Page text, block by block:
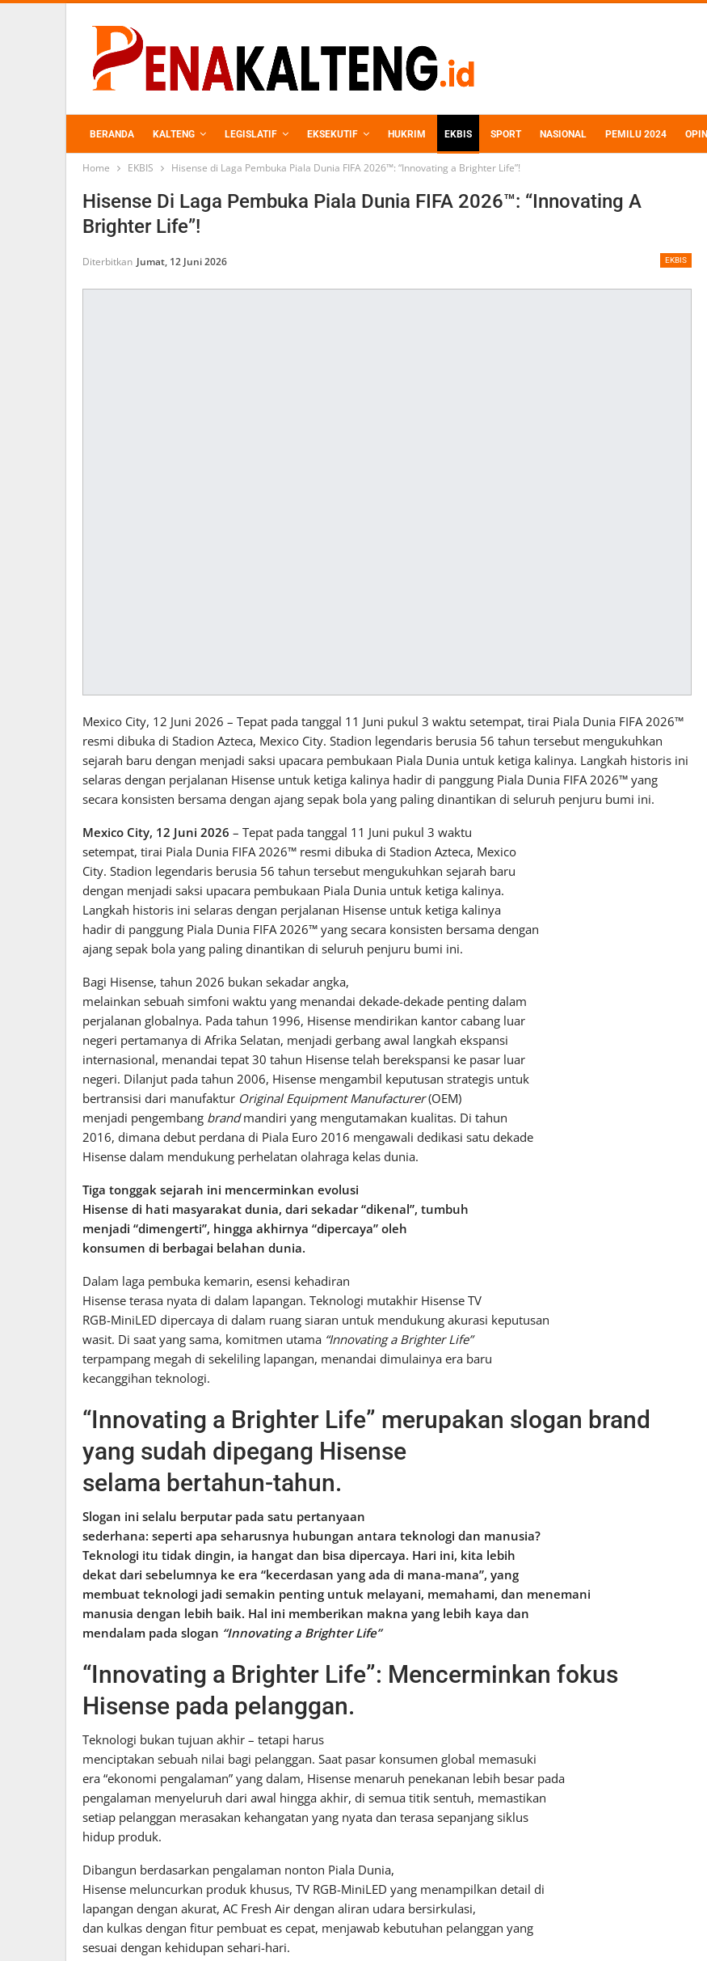
BERANDA KALTENG LEGISLATIF EKSEKUTIF HUKRIM EKBIS SPORT NASIONAL PEMILU 2024 OPINI
PERKEBUNAN
Home EKBIS Hisense di Laga Pembuka Piala Dunia FIFA 2026™: “Innovating a Brighter Life”!
Hisense Di Laga Pembuka Piala Dunia FIFA 2026™: “Innovating A
Brighter Life”!
EKBIS
Diterbitkan Jumat, 12 Juni 2026
Mexico City, 12 Juni 2026 – Tepat pada tanggal 11 Juni pukul 3 waktu setempat, tirai Piala Dunia FIFA 2026™
resmi dibuka di Stadion Azteca, Mexico City. Stadion legendaris berusia 56 tahun tersebut mengukuhkan
sejarah baru dengan menjadi saksi upacara pembukaan Piala Dunia untuk ketiga kalinya. Langkah historis ini
selaras dengan perjalanan Hisense untuk ketiga kalinya hadir di panggung Piala Dunia FIFA 2026™ yang
secara konsisten bersama dengan ajang sepak bola yang paling dinantikan di seluruh penjuru bumi ini.
Mexico City, 12 Juni 2026 – Tepat pada tanggal 11 Juni pukul 3 waktu
setempat, tirai Piala Dunia FIFA 2026™ resmi dibuka di Stadion Azteca, Mexico
City. Stadion legendaris berusia 56 tahun tersebut mengukuhkan sejarah baru
dengan menjadi saksi upacara pembukaan Piala Dunia untuk ketiga kalinya.
Langkah historis ini selaras dengan perjalanan Hisense untuk ketiga kalinya
hadir di panggung Piala Dunia FIFA 2026™ yang secara konsisten bersama dengan
ajang sepak bola yang paling dinantikan di seluruh penjuru bumi ini.
Bagi Hisense, tahun 2026 bukan sekadar angka,
melainkan sebuah simfoni waktu yang menandai dekade-dekade penting dalam
perjalanan globalnya. Pada tahun 1996, Hisense mendirikan kantor cabang luar
negeri pertamanya di Afrika Selatan, menjadi gerbang awal langkah ekspansi
internasional, menandai tepat 30 tahun Hisense telah berekspansi ke pasar luar
negeri. Dilanjut pada tahun 2006, Hisense mengambil keputusan strategis untuk
bertransisi dari manufaktur Original Equipment Manufacturer(OEM)
menjadi pengembang brandmandiri yang mengutamakan kualitas. Di tahun
2016, dimana debut perdana di Piala Euro 2016 mengawali dedikasi satu dekade
Hisense dalam mendukung perhelatan olahraga kelas dunia.
Tiga tonggak sejarah ini mencerminkan evolusi
Hisense di hati masyarakat dunia, dari sekadar “dikenal”, tumbuh
menjadi “dimengerti”, hingga akhirnya “dipercaya” oleh
konsumen di berbagai belahan dunia.
​Dalam laga pembuka kemarin, esensi kehadiran
Hisense terasa nyata di dalam lapangan. Teknologi mutakhir Hisense TV
RGB-MiniLED dipercaya di dalam ruang siaran untuk mendukung akurasi keputusan
wasit. Di saat yang sama, komitmen utama “Innovating a Brighter Life”
terpampang megah di sekeliling lapangan, menandai dimulainya era baru
kecanggihan teknologi.
“Innovating a Brighter Life” merupakan slogan brand
yang sudah dipegang Hisense
selama bertahun-tahun.
Slogan ini selalu berputar pada satu pertanyaan
sederhana: seperti apa seharusnya hubungan antara teknologi dan manusia?
Teknologi itu tidak dingin, ia hangat dan bisa dipercaya. Hari ini, kita lebih
dekat dari sebelumnya ke era “kecerdasan yang ada di mana-mana”, yang
membuat teknologi jadi semakin penting untuk melayani, memahami, dan menemani
manusia dengan lebih baik. Hal ini memberikan makna yang lebih kaya dan
mendalam pada slogan “Innovating a Brighter Life”
“Innovating a Brighter Life”: Mencerminkan fokus
Hisense pada pelanggan.
Teknologi bukan tujuan akhir – tetapi harus
menciptakan sebuah nilai bagi pelanggan. Saat pasar konsumen global memasuki
era “ekonomi pengalaman” yang dalam, Hisense menaruh penekanan lebih besar pada
pengalaman menyeluruh dari awal hingga akhir, di semua titik sentuh, memastikan
setiap pelanggan merasakan kehangatan yang nyata dan terasa sepanjang siklus
hidup produk.
Dibangun berdasarkan pengalaman nonton Piala Dunia,
Hisense meluncurkan produk khusus, TV RGB-MiniLED yang menampilkan detail di
lapangan dengan akurat, AC Fresh Air dengan aliran udara bersirkulasi,
dan kulkas dengan fitur pembuat es cepat, menjawab kebutuhan pelanggan yang
sesuai dengan kehidupan sehari-hari.